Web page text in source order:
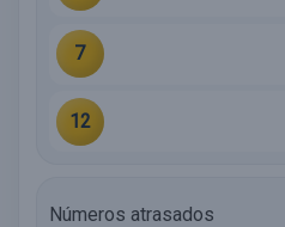
7
12
Números atrasados